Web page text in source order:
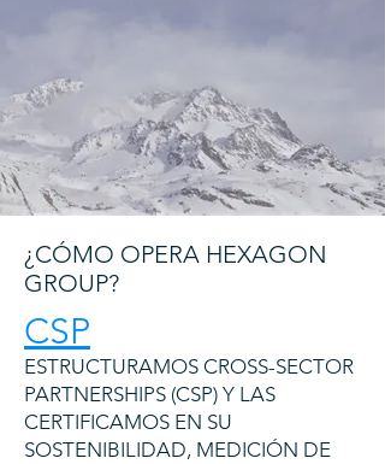
¿CÓMO OPERA HEXAGON
GROUP?
CSP
ESTRUCTURAMOS CROSS-SECTOR
PARTNERSHIPS (CSP) Y LAS
CERTIFICAMOS EN SU
SOSTENIBILIDAD, MEDICIÓN DE